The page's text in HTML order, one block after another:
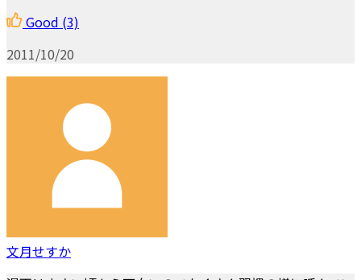
Good (3)
2011/10/20
文月せすか